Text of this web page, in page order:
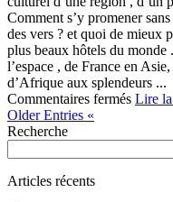
Comment s’y promener
des vers ? et quoi de mieux
plus beaux hôtels du monde
l’espace , de France en
d’Afrique aux splendeurs ...
Commentaires ferméssur
Lire
Older Entries «
Recherche
Articles récents